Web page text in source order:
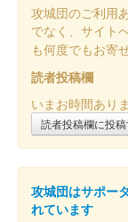
攻城団のご利用
でなく、サイト
も何度でもお寄
読者投稿欄
いまお時間あり
読者投稿欄に投
攻城団はサポー
れています